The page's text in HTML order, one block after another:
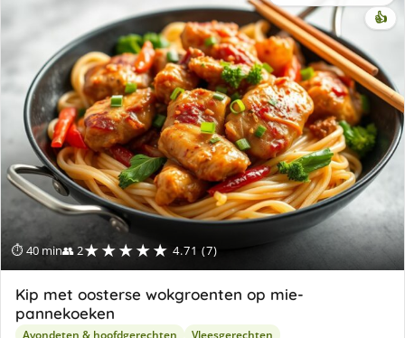
⏱ 40 min👥 2★★★★★ 4.71 (7)
👍
Kip met oosterse wokgroenten op mie-
pannekoeken
Avondeten & hoofdgerechten Vleesgerechten